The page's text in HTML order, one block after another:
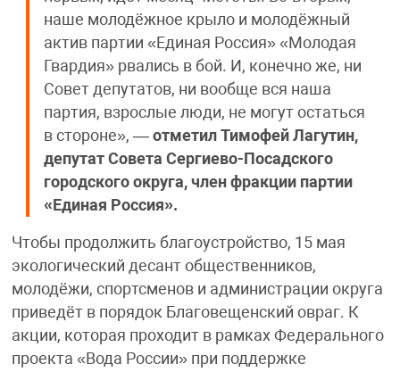
наше молодёжное крыло и молодёжный
актив партии «Единая Россия» «Молодая
Гвардия» рвались в бой. И, конечно же, ни
Совет депутатов, ни вообще вся наша
партия, взрослые люди, не могут остаться
в стороне», — отметил Тимофей Лагутин,
депутат Совета Сергиево-Посадского
городского округа, член фракции партии
«Единая Россия».
Чтобы продолжить благоустройство, 15 мая
экологический десант общественников,
молодёжи, спортсменов и администрации округа
приведёт в порядок Благовещенский овраг. К
акции, которая проходит в рамках Федерального
проекта «Вода России» при поддержке